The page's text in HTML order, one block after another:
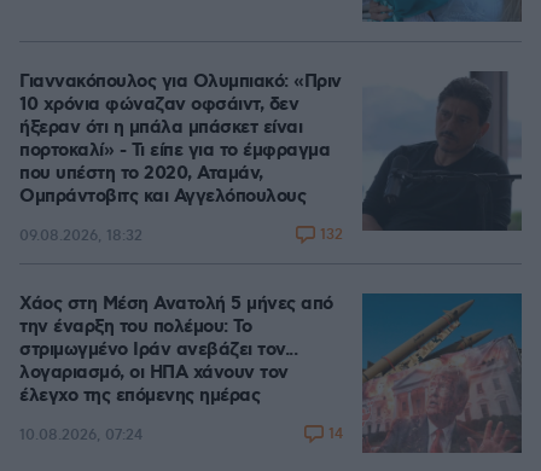
Γιαννακόπουλος για Ολυμπιακό: «Πριν
10 χρόνια φώναζαν οφσάιντ, δεν
ήξεραν ότι η μπάλα μπάσκετ είναι
πορτοκαλί» - Τι είπε για το έμφραγμα
που υπέστη το 2020, Αταμάν,
Ομπράντοβιτς και Αγγελόπουλους
09.08.2026, 18:32 132
Χάος στη Μέση Ανατολή 5 μήνες από
την έναρξη του πολέμου: Το
στριμωγμένο Ιράν ανεβάζει τον...
λογαριασμό, οι ΗΠΑ χάνουν τον
έλεγχο της επόμενης ημέρας
10.08.2026, 07:24 14